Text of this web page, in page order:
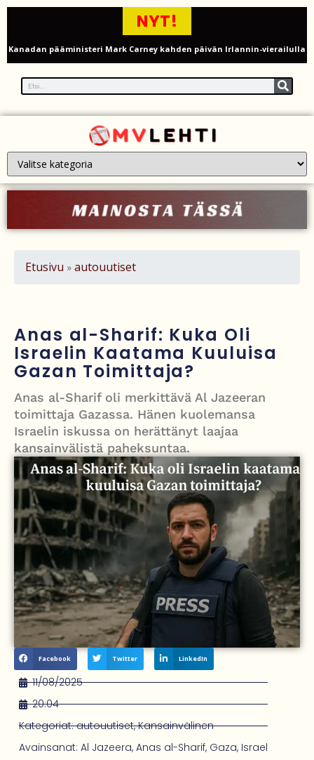
NYT!
Kanadan pääministeri Mark Carney kahden päivän Irlannin-vierailulla
Sauli Niinistö ja Jenni Haukio nauttivat Eppu Normaalin
päätöskonsertista Tampereella – kuva Ratinan stadionilta
Mika Poutala vakavassa traktorionnettomuudessa – jalka
murskaantui ja varpaat vaarassa
tekoälyn avulla
tutkinta kyseenalaistetaan
Iso-Britannia pysäytti Venäjän varjolaivaston öljytankkerin Englannin
kanaalissa – isku Putinin sotakassaan
Mies syytteessä, kun auto rysäytti läpi keilahallin seinän Derbyshiressä
New Yorkin NBA-mestaruusjuhlat riistäytyivät käsistä – teini ammuttiin
ja busseja sytytettiin tuleen Manhattanilla
Kimi ja Minttu Räikkönen juhlivat 10-vuotishääpäiväänsä – näin F1-
tähti muisti rakastaan
Etusivu » autouutiset
Anas al-Sharif: Kuka Oli
Israelin Kaatama Kuuluisa
Gazan Toimittaja?
Anas al-Sharif oli merkittävä Al Jazeeran
toimittaja Gazassa. Hänen kuolemansa
Israelin iskussa on herättänyt laajaa
kansainvälistä paheksuntaa.
Facebook Twitter LinkedIn
11/08/2025
20:04
Kategoriat: autouutiset,Kansainvälinen
Avainsanat: Al Jazeera, Anas al-Sharif, Gaza, Israel